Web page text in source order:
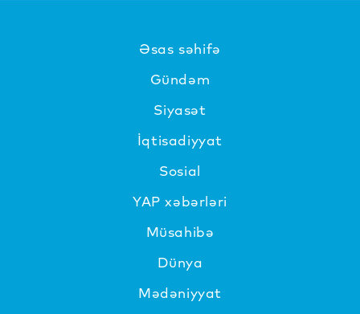
Əsas səhifə
Gündəm
Siyasət
İqtisadiyyat
Sosial
YAP xəbərləri
Müsahibə
Dünya
Mədəniyyat